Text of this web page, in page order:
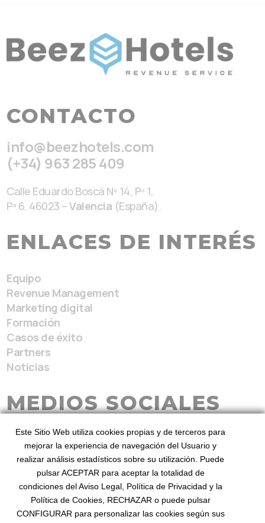
CONTACTO
info@beezhotels.com
(+34) 963 285 409
Calle Eduardo Boscá Nº 14, Pº 1,
Pª 6. 46023 –Valencia (España).
ENLACES DE INTERÉS
Equipo
Revenue Management
Marketing digital
Formación
Casos de éxito
Partners
Noticias
MEDIOS SOCIALES
BeezHotels, Revenue Service 2026Desde 2010
mejorando el revenue©. Diseñado por BeezHotels
Este Sitio Web utiliza cookies propias y de terceros para
mejorar la experiencia de navegación del Usuario y
realizar análisis estadísticos sobre su utilización. Puede
pulsar ACEPTAR para aceptar la totalidad de
condiciones del Aviso Legal, Política de Privacidad y la
Política de Cookies, RECHAZAR o puede pulsar
CONFIGURAR para personalizar las cookies según sus